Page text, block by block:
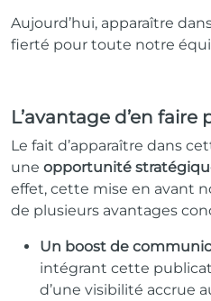
Aujourd’hui, apparaître
fierté pour toute notre
L’avantage d’en faire
Le fait d’apparaître dans
une opportunité
effet, cette mise en avant
de plusieurs avantages
Un boost de
intégrant cette
d’une visibilité accrue